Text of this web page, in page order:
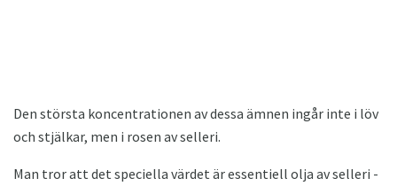
Den största koncentrationen av dessa ämnen ingår inte i löv
och stjälkar, men i rosen av selleri.
Man tror att det speciella värdet är essentiell olja av selleri -